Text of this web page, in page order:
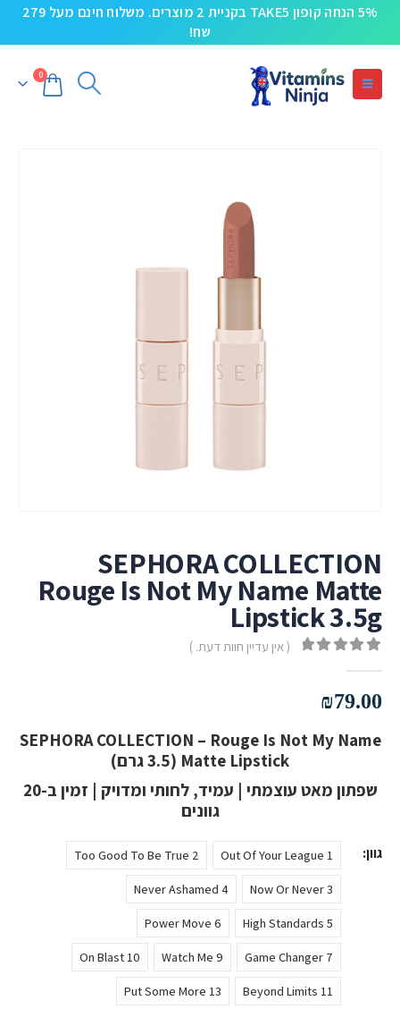
5% הנחה קופון TAKE5 בקניית 2 מוצרים. משלוח חינם מעל 279
שח!
0
SEPHORA COLLECTION
Rouge Is Not My Name Matte
Lipstick 3.5g
( אין עדיין חוות דעת. )
₪79.00
SEPHORA COLLECTION – Rouge Is Not My Name
Matte Lipstick (3.5 גרם)
שפתון מאט עוצמתי | עמיד, לחותי ומדויק | זמין ב-20
גוונים
גוון 1 Out Of Your League
2 Too Good To Be True
3 Now Or Never
4 Never Ashamed
5 High Standards
6 Power Move
7 Game Changer
9 Watch Me
10 On Blast
11 Beyond Limits
13 Put Some More